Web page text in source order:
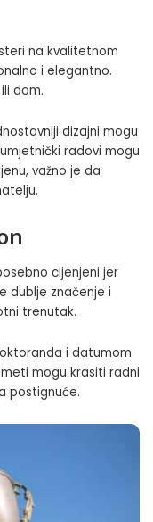
na kvalitetnom
i elegantno.
dom.
dizajni mogu
radovi mogu
važno je da
cijenjeni jer
dublje značenje i
trenutak.
i datumom
mogu krasiti radni
postignuće.